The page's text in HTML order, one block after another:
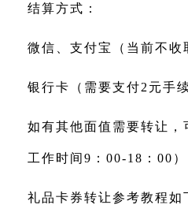
结算方式：
微信、支付宝（当前不收
银行卡（需要支付2元手
如有其他面值需要转让，
工作时间9：00-18：00）
礼品卡券转让参考教程如